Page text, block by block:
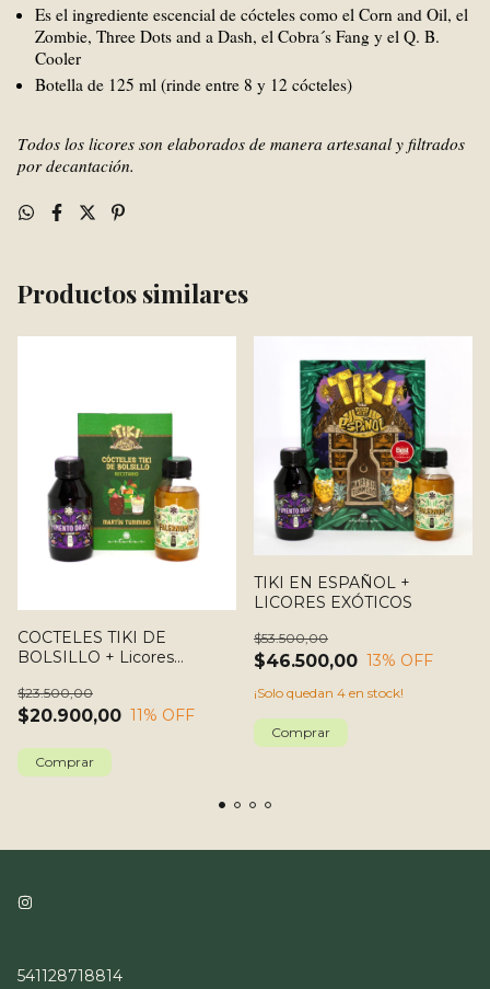
Es el ingrediente escencial de cócteles como el Corn and Oil, el
Zombie, Three Dots and a Dash, el Cobra´s Fang y el Q. B.
Cooler
Botella de 125 ml (rinde entre 8 y 12 cócteles)
Todos los licores son elaborados de manera artesanal y filtrados
por decantación.
Productos similares
COCTELES TIKI DE
BOLSILLO + Licores
$20.900,00
$23.500,00
11% OFF
TIKI EN ESPAÑOL +
LICORES EXÓTICOS
$46.500,00
$53.500,00
13% OFF
¡Solo quedan 4 en stock!
541128718814